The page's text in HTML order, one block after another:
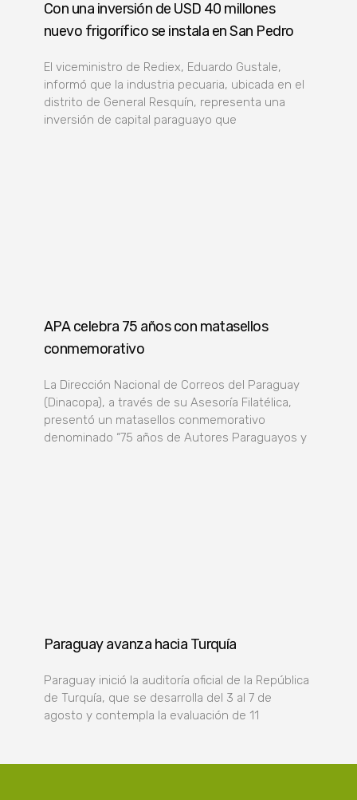
Con una inversión de USD 40 millones
nuevo frigorífico se instala en San Pedro
El viceministro de Rediex, Eduardo Gustale,
informó que la industria pecuaria, ubicada en el
distrito de General Resquín, representa una
inversión de capital paraguayo que
APA celebra 75 años con matasellos
conmemorativo
La Dirección Nacional de Correos del Paraguay
(Dinacopa), a través de su Asesoría Filatélica,
presentó un matasellos conmemorativo
denominado “75 años de Autores Paraguayos y
Paraguay avanza hacia Turquía
Paraguay inició la auditoría oficial de la República
de Turquía, que se desarrolla del 3 al 7 de
agosto y contempla la evaluación de 11